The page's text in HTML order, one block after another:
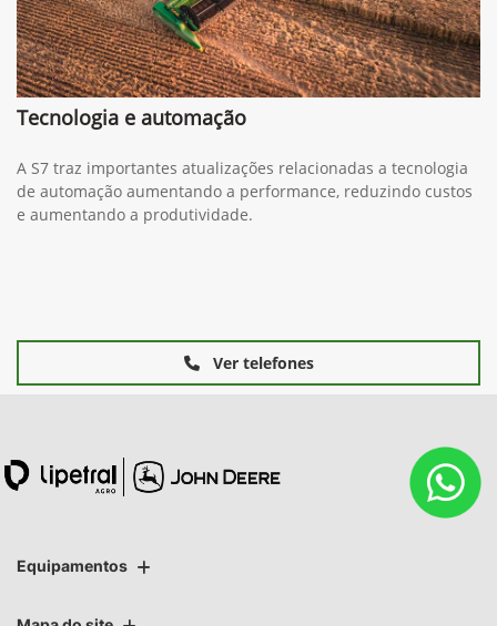
Tecnologia e automação
A S7 traz importantes atualizações relacionadas a tecnologia
de automação aumentando a performance, reduzindo custos
e aumentando a produtividade.
Ver telefones
Equipamentos